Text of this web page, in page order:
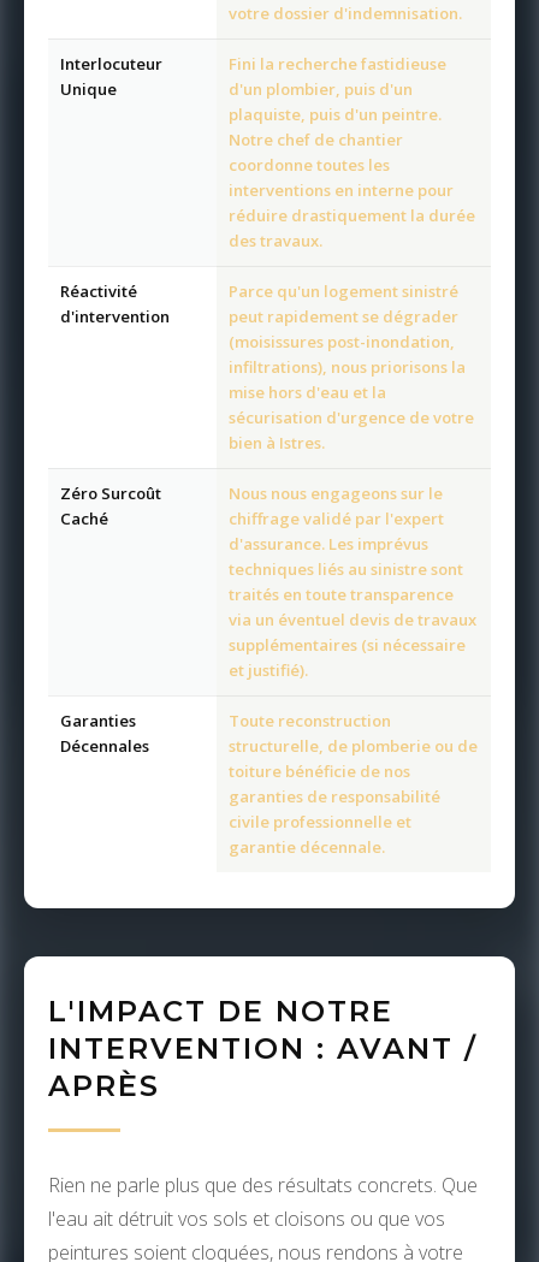
votre dossier d'indemnisation.
Interlocuteur
Unique
Fini la recherche fastidieuse
d'un plombier, puis d'un
plaquiste, puis d'un peintre.
Notre chef de chantier
coordonne toutes les
interventions en interne pour
réduire drastiquement la durée
des travaux.
Réactivité
d'intervention
Parce qu'un logement sinistré
peut rapidement se dégrader
(moisissures post-inondation,
infiltrations), nous priorisons la
mise hors d'eau et la
sécurisation d'urgence de votre
bien à Istres.
Zéro Surcoût
Caché
Nous nous engageons sur le
chiffrage validé par l'expert
d'assurance. Les imprévus
techniques liés au sinistre sont
traités en toute transparence
via un éventuel devis de travaux
supplémentaires (si nécessaire
et justifié).
Garanties
Décennales
Toute reconstruction
structurelle, de plomberie ou de
toiture bénéficie de nos
garanties de responsabilité
civile professionnelle et
garantie décennale.
L'IMPACT DE NOTRE
INTERVENTION : AVANT /
APRÈS
Rien ne parle plus que des résultats concrets. Que
l'eau ait détruit vos sols et cloisons ou que vos
peintures soient cloquées, nous rendons à votre